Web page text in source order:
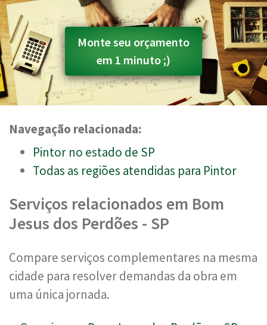
Monte seu orçamento
em 1 minuto ;)
Navegação relacionada:
Pintor no estado de SP
Todas as regiões atendidas para Pintor
Serviços relacionados em Bom
Jesus dos Perdões - SP
Compare serviços complementares na mesma
cidade para resolver demandas da obra em
uma única jornada.